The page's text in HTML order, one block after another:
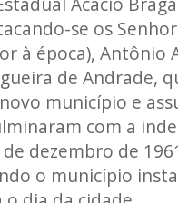
se os
à época),
de Andrade,
município e
com a
de dezembro de
o município